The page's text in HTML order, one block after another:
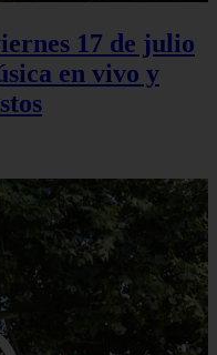
17 de julio
en vivo y